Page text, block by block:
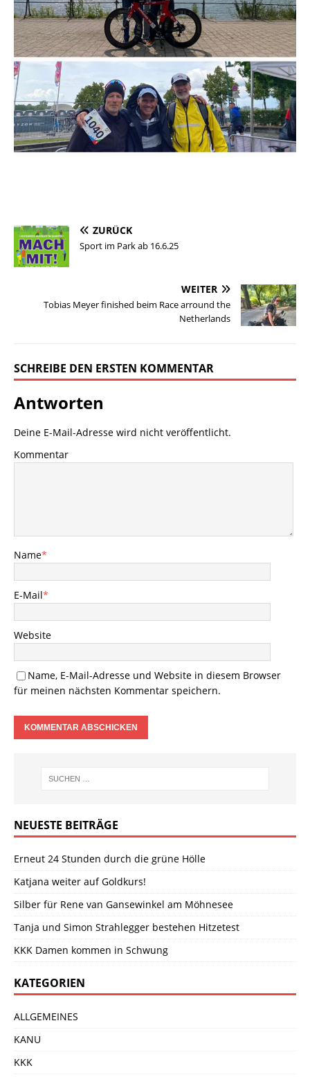
ZURÜCK
Sport im Park ab 16.6.25
WEITER
Tobias Meyer finished beim Race arround the
Netherlands
SCHREIBE DEN ERSTEN KOMMENTAR
Antworten
Deine E-Mail-Adresse wird nicht veröffentlicht.
Kommentar
Name*
E-Mail*
Website
Name, E-Mail-Adresse und Website in diesem Browser
für meinen nächsten Kommentar speichern.
NEUESTE BEITRÄGE
Erneut 24 Stunden durch die grüne Hölle
Katjana weiter auf Goldkurs!
Silber für Rene van Gansewinkel am Möhnesee
Tanja und Simon Strahlegger bestehen Hitzetest
KKK Damen kommen in Schwung
KATEGORIEN
ALLGEMEINES
KANU
KKK